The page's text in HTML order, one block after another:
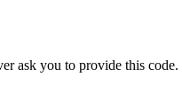
ask you to provide this code.